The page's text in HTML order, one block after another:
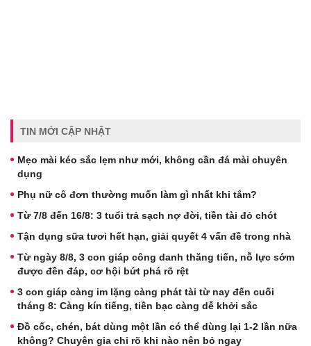
TIN MỚI CẬP NHẬT
Mẹo mài kéo sắc lẹm như mới, không cần đá mài chuyên
dụng
Phụ nữ cô đơn thường muốn làm gì nhất khi tắm?
Từ 7/8 đến 16/8: 3 tuổi trả sạch nợ đời, tiền tài đỏ chót
Tận dụng sữa tươi hết hạn, giải quyết 4 vấn đề trong nhà
Từ ngày 8/8, 3 con giáp công danh thăng tiến, nỗ lực sớm
được đền đáp, cơ hội bứt phá rõ rệt
3 con giáp càng im lặng càng phát tài từ nay đến cuối
tháng 8: Càng kín tiếng, tiền bạc càng dễ khởi sắc
Đồ cốc, chén, bát dùng một lần có thể dùng lại 1-2 lần nữa
không? Chuyên gia chỉ rõ khi nào nên bỏ ngay